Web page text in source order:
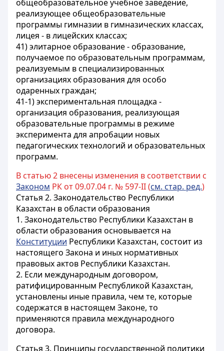
общеобразовательное учебное заведение,
реализующее общеобразовательные
программы гимназии в гимназических классах,
лицея - в лицейских классах;
41) элитарное образование - образование,
получаемое по образовательным программам,
реализуемым в специализированных
организациях образования для особо
одаренных граждан;
41-1) экспериментальная площадка -
организация образования, реализующая
образовательные программы в режиме
эксперимента для апробации новых
педагогических технологий и образовательных
программ.
В статью 2 внесены изменения в соответствии с
Законом РК от 09.07.04 г. № 597-II (см. стар. ред.)
Статья 2. Законодательство Республики
Казахстан в области образования
1. Законодательство Республики Казахстан в
области образования основывается на
Конституции Республики Казахстан, состоит из
настоящего Закона и иных нормативных
правовых актов Республики Казахстан.
2. Если международным договором,
ратифицированным Республикой Казахстан,
установлены иные правила, чем те, которые
содержатся в настоящем Законе, то
применяются правила международного
договора.
Статья 3. Принципы государственной политики